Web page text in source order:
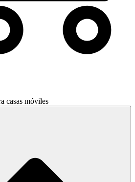
casas móviles